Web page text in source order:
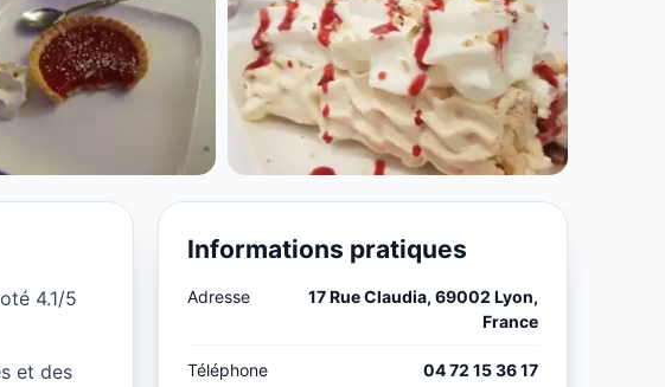
4.1/5
et des
Informations pratiques
Adresse
17 Rue Claudia, 69002 Lyon,
France
Téléphone 04 72 15 36 17